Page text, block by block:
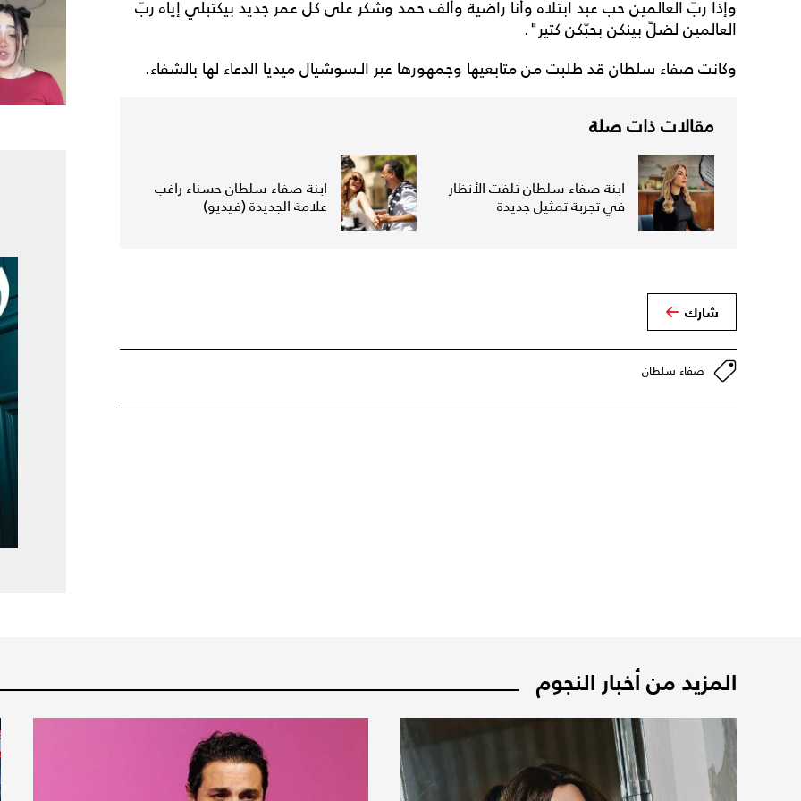
وإذا ربّ العالمين حب عبد ابتلاه وأنا راضية وألف حمد وشكر على كل عمر جديد بيكتبلي إياه ربّ
العالمين لضلّ بينكن بحبّكن كتير".
وكانت صفاء سلطان قد طلبت من متابعيها وجمهورها عبر الـسوشيال ميديا الدعاء لها بالشفاء.
مقالات ذات صلة
ابنة صفاء سلطان تلفت الأنظار
في تجربة تمثيل جديدة
ابنة صفاء سلطان حسناء راغب
علامة الجديدة (فيديو)
شارك
صفاء سلطان
المزيد من أخبار النجوم